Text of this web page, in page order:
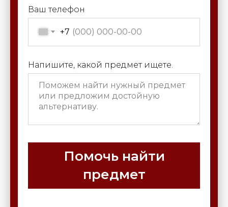
Ваш телефон
+7
Напишите, какой предмет ищете.
Помочь найти
предмет